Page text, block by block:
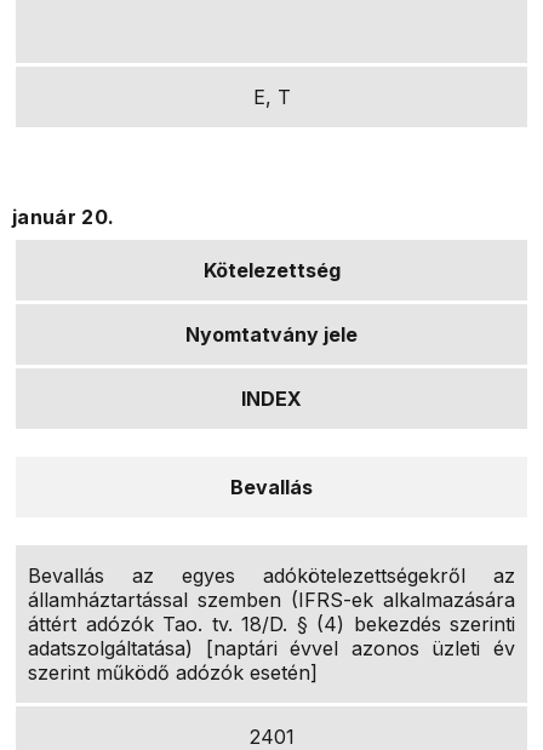
E, T
január 20.
Kötelezettség
Nyomtatvány jele
INDEX
Bevallás
Bevallás az egyes adókötelezettségekről az
államháztartással szemben (IFRS-ek alkalmazására
áttért adózók Tao. tv. 18/D. § (4) bekezdés szerinti
adatszolgáltatása) [naptári évvel azonos üzleti év
szerint működő adózók esetén]
2401